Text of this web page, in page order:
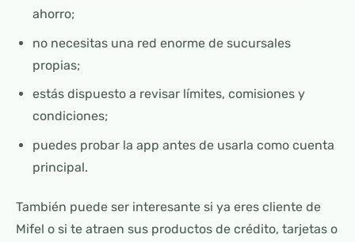
ahorro;
no necesitas una red enorme de sucursales
propias;
estás dispuesto a revisar límites, comisiones y
condiciones;
puedes probar la app antes de usarla como cuenta
principal.
También puede ser interesante si ya eres cliente de
Mifel o si te atraen sus productos de crédito, tarjetas o